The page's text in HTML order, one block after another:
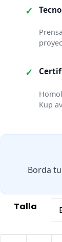
✓
✓
Kup
Borda
Talla